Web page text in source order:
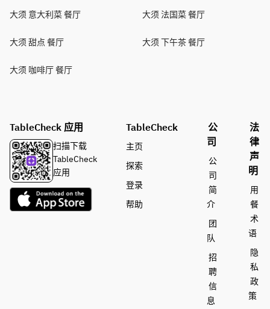
大须 意大利菜 餐厅 大须 法国菜 餐厅
大须 甜点 餐厅 大须 下午茶 餐厅
大须 咖啡厅 餐厅
TableCheck 应用
扫描下载
TableCheck
应用
TableCheck
主页
探索
登录
帮助
公
司
公
司
简
介
团
队
招
聘
信
息
法
律
声
明
用
餐
术
语
隐
私
政
策